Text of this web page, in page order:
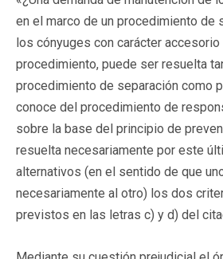
en el marco de un procedimiento de
los cónyuges con carácter accesorio
procedimiento, puede ser resuelta
procedimiento de separación como
conoce del procedimiento de
sobre la base del principio de
resuelta necesariamente por este
alternativos (en el sentido de que
necesariamente al otro) los dos
previstos en las letras c) y d) del